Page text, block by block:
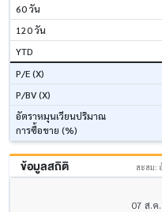
60 วัน
120 วัน
YTD
P/E (X)
P/BV (X)
อัตราหมุนเวียนปริมาณ
การซื้อขาย (%)
ข้อมูลสถิติ สะสม:
07 ส.ค